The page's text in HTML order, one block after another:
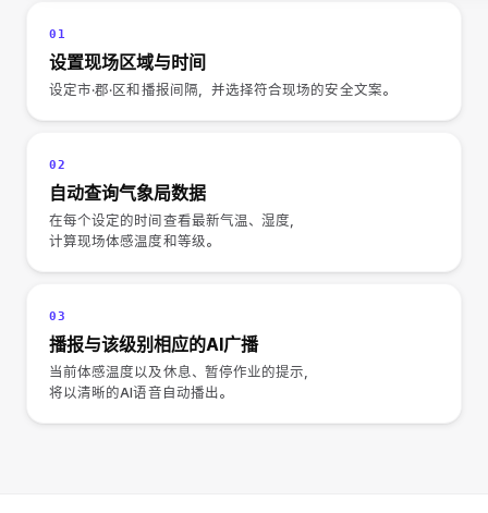
01
设置现场区域与时间
设定市·郡·区和播报间隔，并选择符合现场的安全文案。
02
自动查询气象局数据
在每个设定的时间查看最新气温、湿度，
计算现场体感温度和等级。
03
播报与该级别相应的AI广播
当前体感温度以及休息、暂停作业的提示，
将以清晰的AI语音自动播出。